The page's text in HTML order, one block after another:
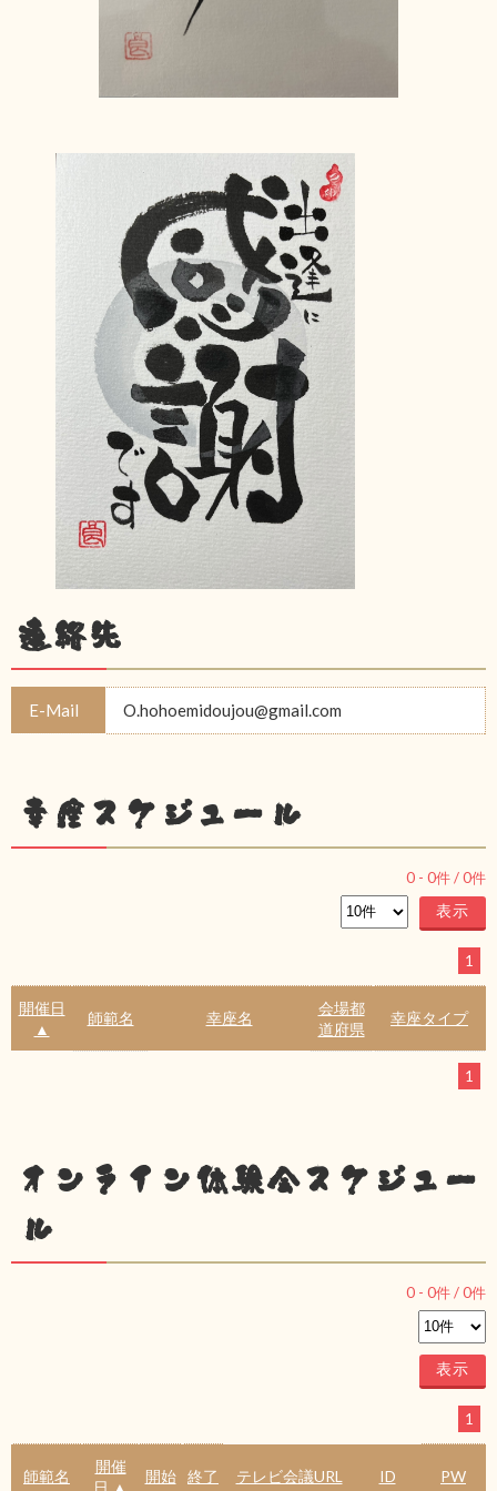
連絡先
E-Mail O.hohoemidoujou@gmail.com
幸座スケジュール
0 - 0件 /0件
1
開催日
▲
師範名 幸座名
会場都
道府県
幸座タイプ
1
オンライン体験会スケジュー
ル
0 - 0件 /0件
1
師範名
開催
開始 終了 テレビ会議URL ID PW